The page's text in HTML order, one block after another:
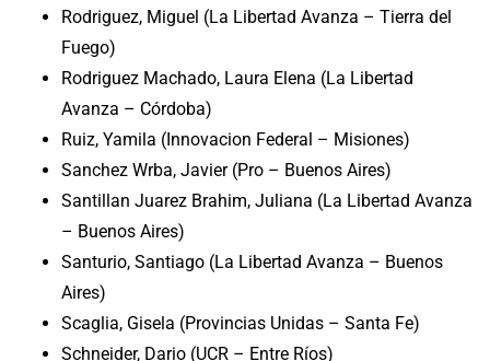
Rodriguez, Miguel (La Libertad Avanza – Tierra del
Fuego)
Rodriguez Machado, Laura Elena (La Libertad
Avanza – Córdoba)
Ruiz, Yamila (Innovacion Federal – Misiones)
Sanchez Wrba, Javier (Pro – Buenos Aires)
Santillan Juarez Brahim, Juliana (La Libertad Avanza
– Buenos Aires)
Santurio, Santiago (La Libertad Avanza – Buenos
Aires)
Scaglia, Gisela (Provincias Unidas – Santa Fe)
Schneider, Dario (UCR – Entre Ríos)